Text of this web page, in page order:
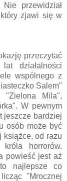
przewidział
zjawi się w
przeczytać
działalności
wspólnego z
Salem"
"Zielona Mila",
W pewnym
jeszcze bardziej
osób może być
książce, od razu
horrorów.
powieść jest aż
najlepsze co
"Mrocznej